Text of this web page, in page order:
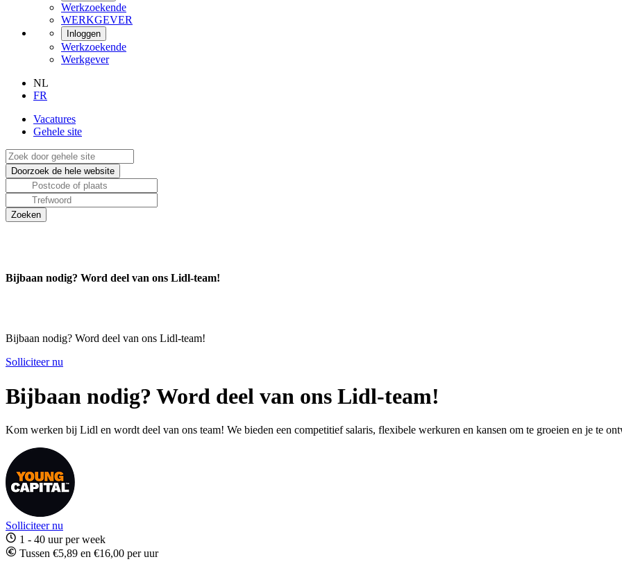
Werkzoekende
WERKGEVER
Inloggen
Werkzoekende
Werkgever
NL
FR
Vacatures
Gehele site
Bijbaan nodig? Word deel van ons Lidl-team!
Bijbaan nodig? Word deel van ons Lidl-team!
Solliciteer nu
Bijbaan nodig? Word deel van ons Lidl-team!
Kom werken bij Lidl en wordt deel van ons team! We bieden een competitief salaris, flexibele werkuren en kansen om te groeien en je te
Solliciteer nu
1 - 40 uur per week
Tussen €5,89 en €16,00 per uur